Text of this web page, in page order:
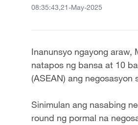
08:35:43,21-May-2025
Inanunsyo ngayong araw,
natapos ng bansa at 10
(ASEAN) ang negosasyon
Sinimulan ang nasabing
round ng pormal na